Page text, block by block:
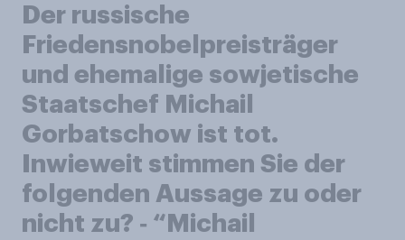
Der russische
Friedensnobelpreisträger
und ehemalige sowjetische
Staatschef Michail
Gorbatschow ist tot.
Inwieweit stimmen Sie der
folgenden Aussage zu oder
nicht zu? ‑ “Michail